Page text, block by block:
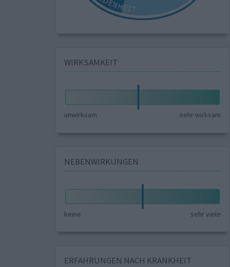
WIRKSAMKEIT
unwirksam sehr wirksam
NEBENWIRKUNGEN
keine sehr viele
ERFAHRUNGEN NACH KRANKHEIT